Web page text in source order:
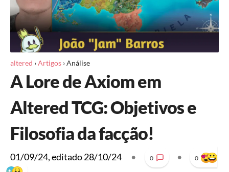
altered ›Artigos ›Análise
A Lore de Axiom em
Altered TCG: Objetivos e
Filosofia da facção!
01/09/24, editado28/10/24 • 0 • 0